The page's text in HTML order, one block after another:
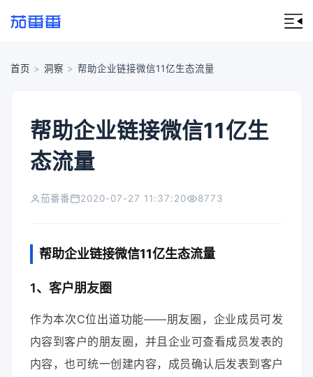
首页 > 洞察 > 帮助企业链接微信11亿生态流量
帮助企业链接微信11亿生
态流量
茄番番 2020-07-27 11:37:20 8773
帮助企业链接微信11亿生态流量
1、客户朋友圈
作为本次C位出道功能——朋友圈，企业成员可发
内容到客户的朋友圈，并且企业可查看成员发表的
内容，也可统一创建内容，成员确认后发表到客户